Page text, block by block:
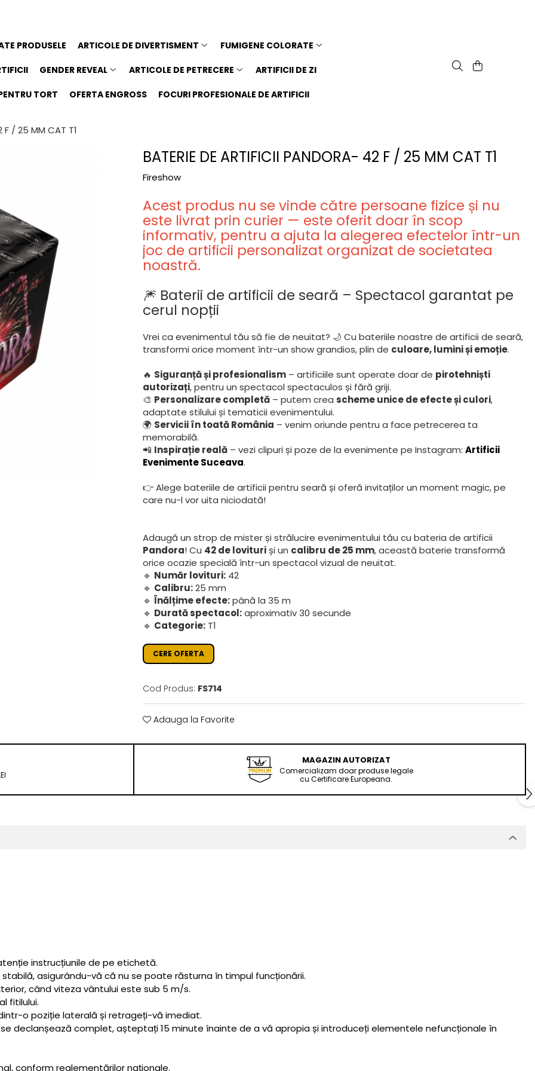
PRODUSELE ARTICOLE DE DIVERTISMENT FUMIGENE COLORATE
GENDER REVEAL ARTICOLE DE PETRECERE ARTIFICII DE ZI
TORT OFERTA ENGROSS FOCURI PROFESIONALE DE ARTIFICII
/ 25 MM CAT T1
BATERIE DE ARTIFICII PANDORA- 42 F / 25 MM CAT T1
Fireshow
Acest produs nu se vinde către persoane fizice și nu
este livrat prin curier — este oferit doar în scop
informativ, pentru a ajuta la alegerea efectelor într-un
joc de artificii personalizat organizat de societatea
noastră.
🎆 Baterii de artificii de seară – Spectacol garantat pe
cerul nopții
Vrei ca evenimentul tău să fie de neuitat? 🌙 Cu bateriile noastre de artificii de seară,
transformi orice moment într-un show grandios, plin de culoare, lumini și emoție.
🔥 Siguranță și profesionalism – artificiile sunt operate doar de pirotehniști
autorizați, pentru un spectacol spectaculos și fără griji.
🎨 Personalizare completă – putem crea scheme unice de efecte și culori,
adaptate stilului și tematicii evenimentului.
🌍 Servicii în toată România – venim oriunde pentru a face petrecerea ta
memorabilă.
📲 Inspirație reală – vezi clipuri și poze de la evenimente pe Instagram: Artificii
Evenimente Suceava.
👉 Alege bateriile de artificii pentru seară și oferă invitaților un moment magic, pe
care nu-l vor uita niciodată!
Adaugă un strop de mister și strălucire evenimentului tău cu bateria de artificii
Pandora! Cu 42 de lovituri și un calibru de 25 mm, această baterie transformă
orice ocazie specială într-un spectacol vizual de neuitat.
🔹 Număr lovituri: 42
🔹 Calibru:25 mm
🔹 Înălțime efecte:până la 35 m
🔹 Durată spectacol:aproximativ 30 secunde
🔹 Categorie: T1
CERE OFERTA
Cod Produs: FS714
Adauga la Favorite
MAGAZIN AUTORIZAT
Comercializam doar produse legale
cu Certificare Europeana.
instrucțiunile de pe etichetă.
asigurându-vă că nu se poate răsturna în timpul funcționării.
când viteza vântului este sub 5 m/s.
fitilului.
o poziție laterală și retrageți-vă imediat.
declanșează complet, așteptați 15 minute înainte de a vă apropia și introduceți elementele nefuncționale în
conform reglementărilor naționale.